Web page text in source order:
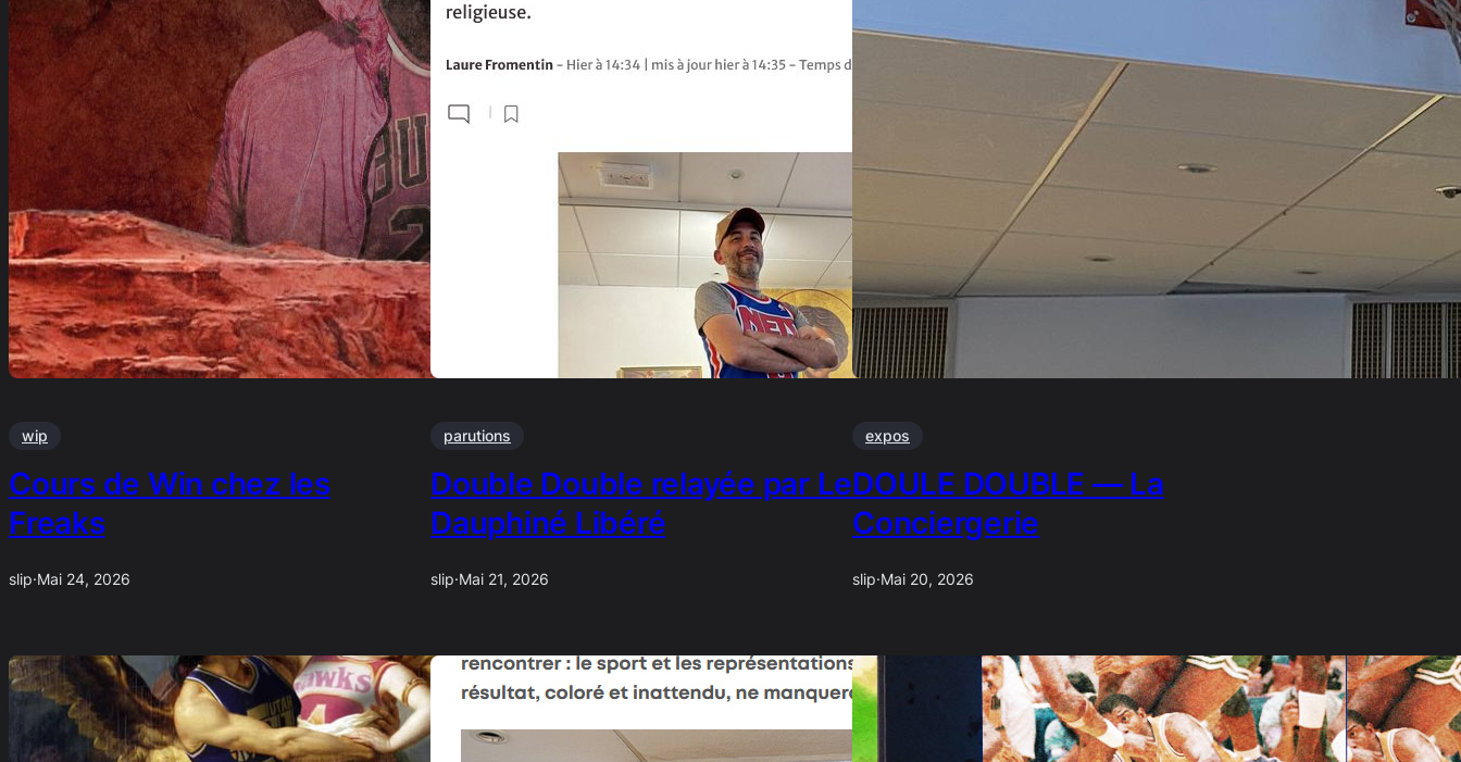
wip
Cours de Win chez les
Freaks
slip·Mai 24, 2026
parutions
Double Double relayée par Le
Dauphiné Libéré
slip·Mai 21, 2026
expos
DOULE DOUBLE — La
Conciergerie
slip·Mai 20, 2026